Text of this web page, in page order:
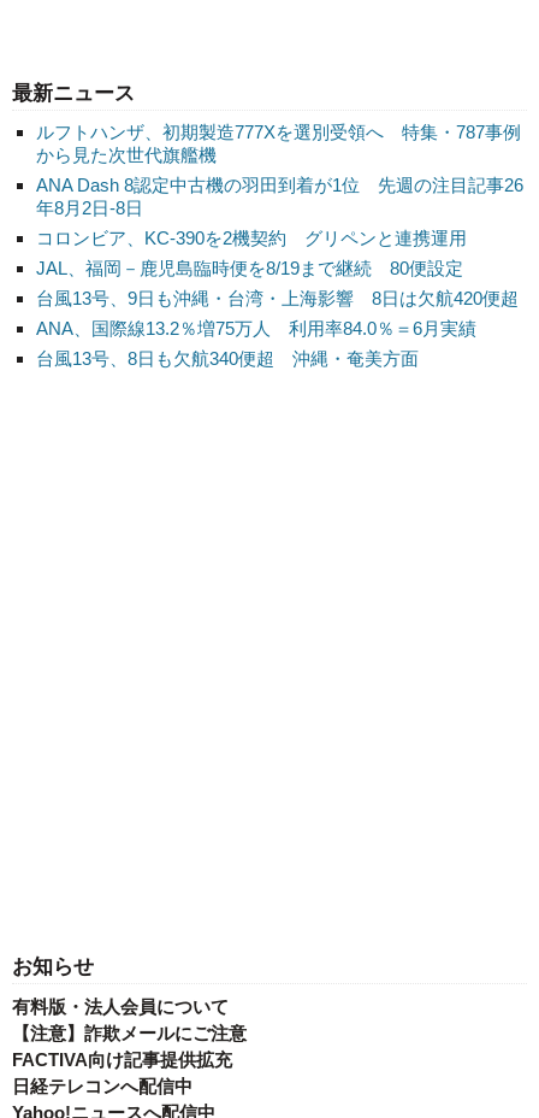
最新ニュース
ルフトハンザ、初期製造777Xを選別受領へ 特集・787事例
から見た次世代旗艦機
ANA Dash 8認定中古機の羽田到着が1位 先週の注目記事26
年8月2日-8日
コロンビア、KC-390を2機契約 グリペンと連携運用
JAL、福岡－鹿児島臨時便を8/19まで継続 80便設定
台風13号、9日も沖縄・台湾・上海影響 8日は欠航420便超
ANA、国際線13.2％増75万人 利用率84.0％＝6月実績
台風13号、8日も欠航340便超 沖縄・奄美方面
お知らせ
有料版・法人会員について
【注意】詐欺メールにご注意
FACTIVA向け記事提供拡充
日経テレコンへ配信中
Yahoo!ニュースへ配信中